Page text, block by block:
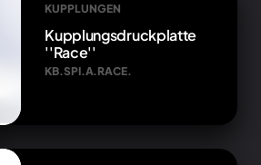
KUPPLUNGEN
Kupplungsdruckplatte
''Race''
KB.SPI.A.RACE.